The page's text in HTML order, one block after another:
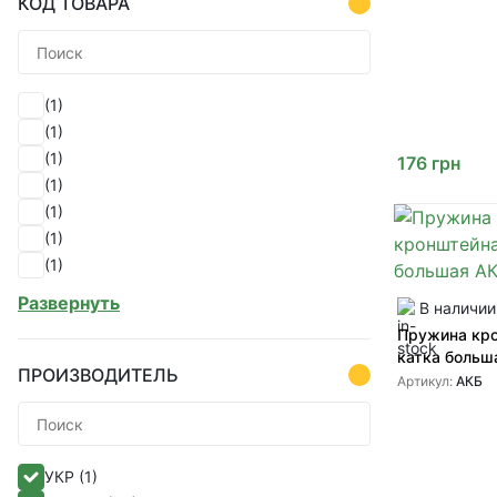
(1)
(1)
(1)
(1)
(1)
(1)
(1)
(1)
(1)
(1)
(1)
Развернуть
ПРОИЗВОДИТЕЛЬ
УКР (1)
176 грн
В наличии
Пружина
катка
Артикул: АКБ